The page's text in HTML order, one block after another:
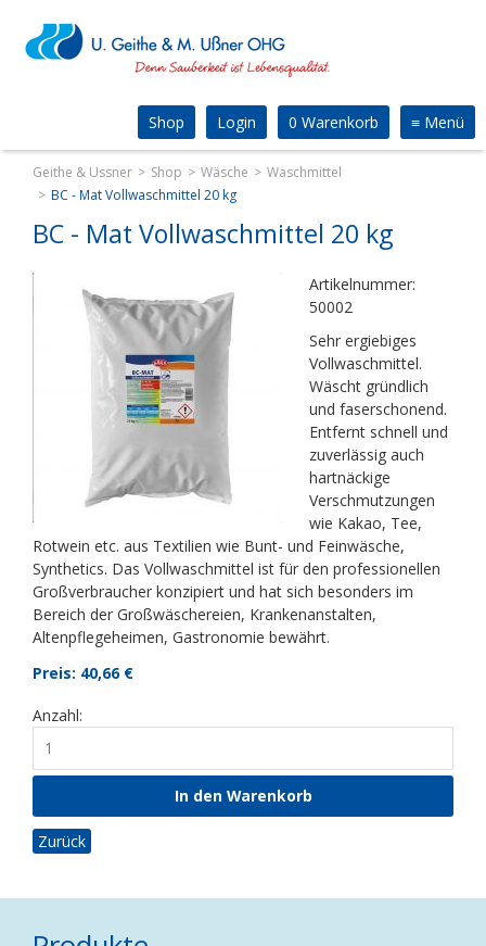
≡ Menü
0 Warenkorb
Login
Shop
Geithe & Ussner Shop Wäsche
Waschmittel
BC - Mat Vollwaschmittel 20 kg
BC - Mat Vollwaschmittel 20 kg
Artikelnummer:
50002
Sehr ergiebiges
Vollwaschmittel.
Wäscht gründlich
und faserschonend.
Entfernt schnell und
zuverlässig auch
hartnäckige
Verschmutzungen
wie Kakao, Tee,
Rotwein etc. aus Textilien wie Bunt- und Feinwäsche,
Synthetics. Das Vollwaschmittel ist für den professionellen
Großverbraucher konzipiert und hat sich besonders im
Bereich der Großwäschereien, Krankenanstalten,
Altenpflegeheimen, Gastronomie bewährt.
Preis: 40,66 €
Anzahl:
Zurück